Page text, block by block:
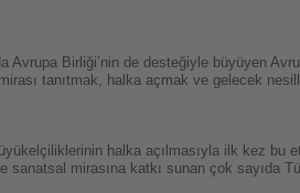
Avrupa Birliği’nin de desteğiyle büyüyen
tanıtmak, halka açmak ve gelecek
halka açılmasıyla ilk kez bu
mirasına katkı sunan çok sayıda